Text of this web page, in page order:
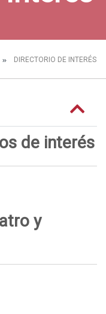
DIRECTORIO DE INTERÉS
de interés
y